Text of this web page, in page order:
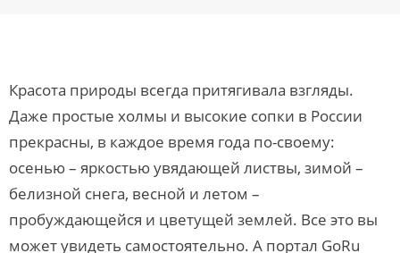
Красота природы всегда притягивала взгляды.
Даже простые холмы и высокие сопки в России
прекрасны, в каждое время года по-своему:
осенью – яркостью увядающей листвы, зимой –
белизной снега, весной и летом –
пробуждающейся и цветущей землей. Все это вы
может увидеть самостоятельно. А портал GoRu